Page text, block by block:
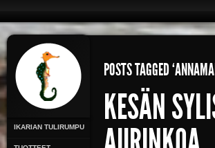
IKARIAN TULIRUMPU
POSTS TAGGED
KESÄN